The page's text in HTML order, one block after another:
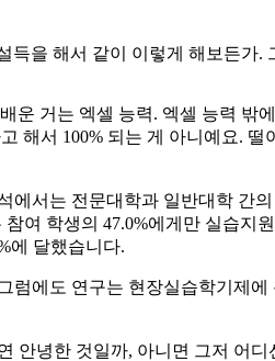
을 해서 같이 이렇게 해보든
거는 엑셀 능력. 엑셀 능력
해서 100% 되는 게 아니예요.
서는 전문대학과 일반대학
여 학생의 47.0%에게만 실습
에 달했습니다.
에도 연구는 현장실습학기제
안녕한 것일까, 아니면 그저 어